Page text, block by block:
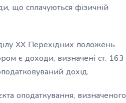
що сплачуються фізичній
XX Перехідних положень
є доходи, визначені ст. 163
дохід.
оподаткування, визначеного